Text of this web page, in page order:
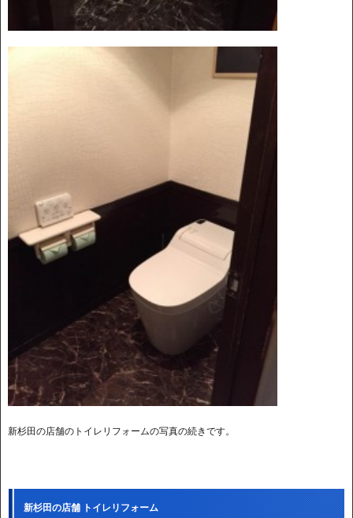
新杉田の店舗のトイレリフォームの写真の続きです。
新杉田の店舗 トイレリフォーム